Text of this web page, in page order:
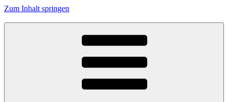
Zum Inhalt springen